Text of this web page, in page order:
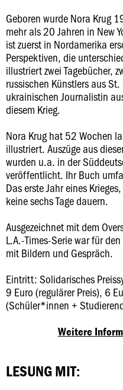
Geboren wurde Nora Krug
mehr als 20 Jahren in New
ist zuerst in Nordamerika
Perspektiven, die
illustriert zwei Tagebücher,
russischen Künstlers aus
ukrainischen Journalistin
diesem Krieg.
Nora Krug hat 52 Wochen
illustriert. Auszüge aus
wurden u.a. in der
veröffentlicht. Ihr Buch
Das erste Jahr eines
keine sechs Tage dauern.
Ausgezeichnet mit dem
L.A.-Times-Serie war für
mit Bildern und Gespräch.
Eintritt: Solidarisches
9 Euro (regulärer Preis), 6
(Schüler*innen +
Weitere
LESUNG MIT: